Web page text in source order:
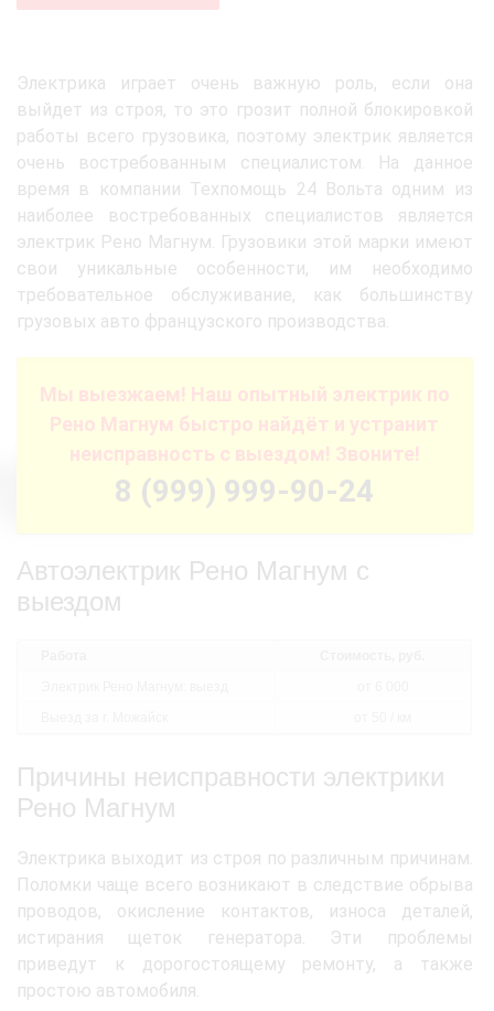
Электрика играет очень важную роль, если она
выйдет из строя, то это грозит полной блокировкой
работы всего грузовика, поэтому электрик является
очень востребованным специалистом. На данное
время в компании Техпомощь 24 Вольта одним из
наиболее востребованных специалистов является
электрик Рено Магнум. Грузовики этой марки имеют
свои уникальные особенности, им необходимо
требовательное обслуживание, как большинству
грузовых авто французского производства.
Мы выезжаем! Наш опытный электрик по
Рено Магнум быстро найдёт и устранит
неисправность с выездом! Звоните!
8 (999) 999-90-24
Автоэлектрик Рено Магнум с
выездом
Причины неисправности электрики
Рено Магнум
Электрика выходит из строя по различным причинам.
Поломки чаще всего возникают в следствие обрыва
проводов, окисление контактов, износа деталей,
истирания щеток генератора. Эти проблемы
приведут к дорогостоящему ремонту, а также
простою автомобиля.